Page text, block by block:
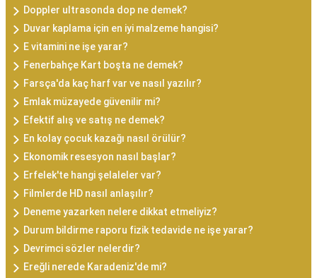
Doppler ultrasonda dop ne demek?
Duvar kaplama için en iyi malzeme hangisi?
E vitamini ne işe yarar?
Fenerbahçe Kart boşta ne demek?
Farsça'da kaç harf var ve nasıl yazılır?
Emlak müzayede güvenilir mi?
Efektif alış ve satış ne demek?
En kolay çocuk kazağı nasıl örülür?
Ekonomik resesyon nasıl başlar?
Erfelek'te hangi şelaleler var?
Filmlerde HD nasıl anlaşılır?
Deneme yazarken nelere dikkat etmeliyiz?
Durum bildirme raporu fizik tedavide ne işe yarar?
Devrimci sözler nelerdir?
Ereğli nerede Karadeniz'de mi?